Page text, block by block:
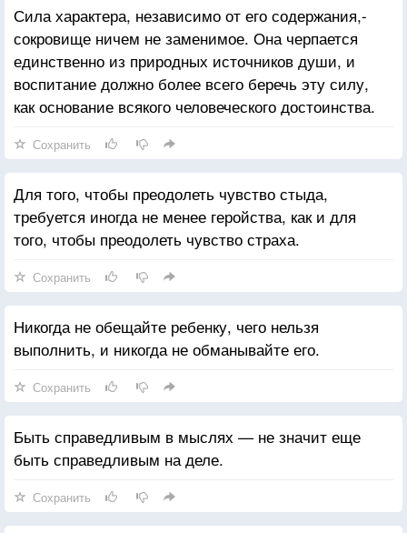
Сила характера, независимо от его содержания,-
сокровище ничем не заменимое. Она черпается
единственно из природных источников души, и
воспитание должно более всего беречь эту силу,
как основание всякого человеческого достоинства.
Сохранить
Для того, чтобы преодолеть чувство стыда,
требуется иногда не менее геройства, как и для
того, чтобы преодолеть чувство страха.
Сохранить
Никогда не обещайте ребенку, чего нельзя
выполнить, и никогда не обманывайте его.
Сохранить
Быть справедливым в мыслях — не значит еще
быть справедливым на деле.
Сохранить